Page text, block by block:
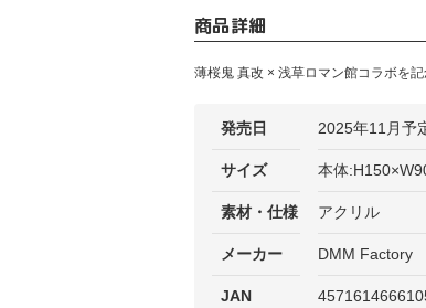
商品詳細
薄桜鬼 真改 × 浅草ロマン館コラボを
発売日 2025年11月予
サイズ 本体
素材・仕様 アクリル
メーカー DMM Factory
JAN